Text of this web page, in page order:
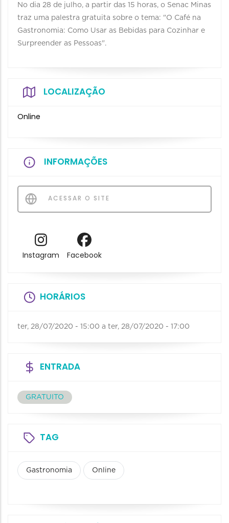
No dia 28 de julho, a partir das 15 horas, o Senac Minas
traz uma palestra gratuita sobre o tema: "O Café na
Gastronomia: Como Usar as Bebidas para Cozinhar e
Surpreender as Pessoas".
LOCALIZAÇÃO
Online
INFORMAÇÕES
ACESSAR O SITE
Instagram Facebook
HORÁRIOS
ter, 28/07/2020 - 15:00 a ter, 28/07/2020 - 17:00
ENTRADA
GRATUITO
TAG
Gastronomia Online